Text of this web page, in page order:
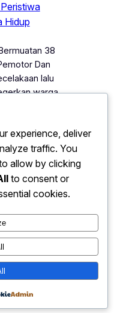
Hidup
38
Dan
lalu
warga
truk
pemotor
di pinggir
pada jam
perhatian
itu, insiden
It |
Growth
Instagram
X
experience, deliver
traffic. You
allow by clicking
to consent or
cookies.